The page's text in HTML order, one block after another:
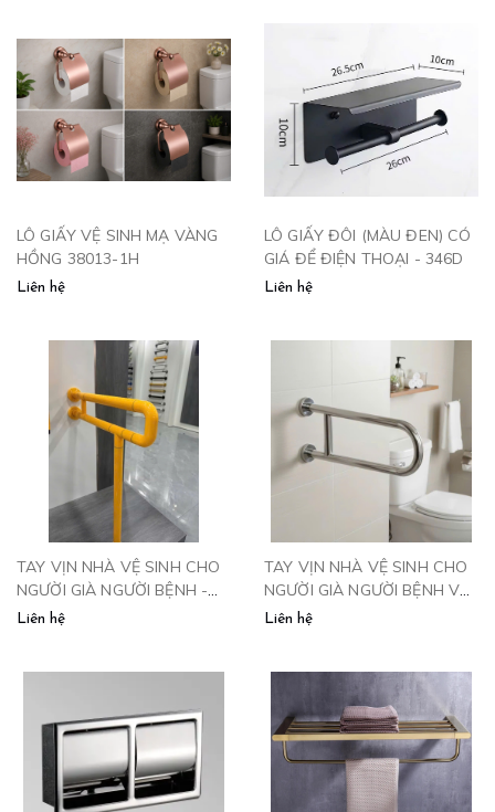
LÔ GIẤY VỆ SINH MẠ VÀNG
HỒNG 38013-1H
Liên hệ
LÔ GIẤY ĐÔI (MÀU ĐEN) CÓ
GIÁ ĐỂ ĐIỆN THOẠI - 346D
Liên hệ
TAY VỊN NHÀ VỆ SINH CHO
NGƯỜI GIÀ NGƯỜI BỆNH -
TVN601
Liên hệ
TAY VỊN NHÀ VỆ SINH CHO
NGƯỜI GIÀ NGƯỜI BỆNH VÀ
NỮ MANG THAI - TV600
Liên hệ